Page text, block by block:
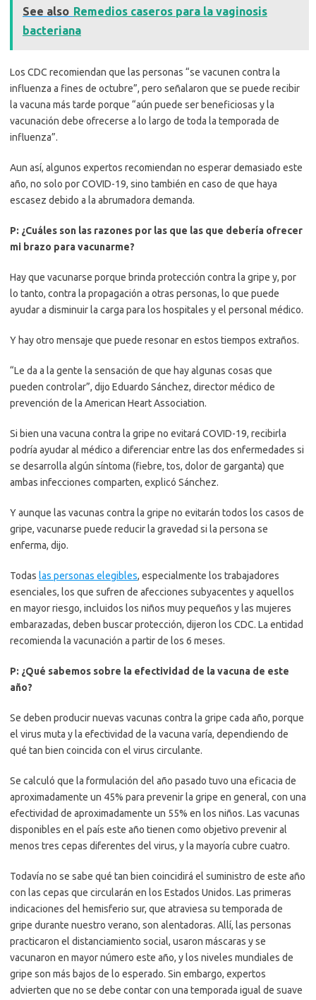
See also Remedios caseros para la vaginosis
bacteriana
Los CDC recomiendan que las personas “se vacunen contra la
influenza a fines de octubre”, pero señalaron que se puede recibir
la vacuna más tarde porque “aún puede ser beneficiosas y la
vacunación debe ofrecerse a lo largo de toda la temporada de
influenza”.
Aun así, algunos expertos recomiendan no esperar demasiado este
año, no solo por COVID-19, sino también en caso de que haya
escasez debido a la abrumadora demanda.
P: ¿Cuáles son las razones por las que las que debería ofrecer
mi brazo para vacunarme?
Hay que vacunarse porque brinda protección contra la gripe y, por
lo tanto, contra la propagación a otras personas, lo que puede
ayudar a disminuir la carga para los hospitales y el personal médico.
Y hay otro mensaje que puede resonar en estos tiempos extraños.
“Le da a la gente la sensación de que hay algunas cosas que
pueden controlar”, dijo Eduardo Sánchez, director médico de
prevención de la American Heart Association.
Si bien una vacuna contra la gripe no evitará COVID-19, recibirla
podría ayudar al médico a diferenciar entre las dos enfermedades si
se desarrolla algún síntoma (fiebre, tos, dolor de garganta) que
ambas infecciones comparten, explicó Sánchez.
Y aunque las vacunas contra la gripe no evitarán todos los casos de
gripe, vacunarse puede reducir la gravedad si la persona se
enferma, dijo.
Todas las personas elegibles, especialmente los trabajadores
esenciales, los que sufren de afecciones subyacentes y aquellos
en mayor riesgo, incluidos los niños muy pequeños y las mujeres
embarazadas, deben buscar protección, dijeron los CDC. La entidad
recomienda la vacunación a partir de los 6 meses.
P: ¿Qué sabemos sobre la efectividad de la vacuna de este
año?
Se deben producir nuevas vacunas contra la gripe cada año, porque
el virus muta y la efectividad de la vacuna varía, dependiendo de
qué tan bien coincida con el virus circulante.
Se calculó que la formulación del año pasado tuvo una eficacia de
aproximadamente un 45% para prevenir la gripe en general, con una
efectividad de aproximadamente un 55% en los niños. Las vacunas
disponibles en el país este año tienen como objetivo prevenir al
menos tres cepas diferentes del virus, y la mayoría cubre cuatro.
Todavía no se sabe qué tan bien coincidirá el suministro de este año
con las cepas que circularán en los Estados Unidos. Las primeras
indicaciones del hemisferio sur, que atraviesa su temporada de
gripe durante nuestro verano, son alentadoras. Allí, las personas
practicaron el distanciamiento social, usaron máscaras y se
vacunaron en mayor número este año, y los niveles mundiales de
gripe son más bajos de lo esperado. Sin embargo, expertos
advierten que no se debe contar con una temporada igual de suave